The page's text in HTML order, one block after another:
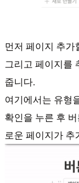
먼저 페이지 추
그리고 페이지를
줍니다.
여기에서는 유형
확인을 누른 후
로운 페이지가 추